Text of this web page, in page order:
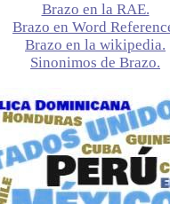
Brazo en la RAE.
Brazo en Word
Brazo en la wikipedia.
Sinonimos de Brazo.